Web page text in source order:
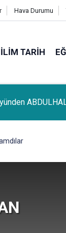
Hava Durumu
İLIM TARIH